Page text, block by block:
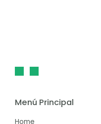
Menú Principal
Home